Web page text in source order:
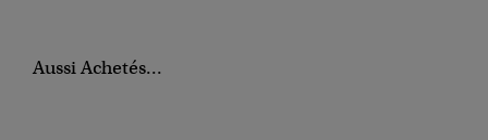
Aussi Achetés...